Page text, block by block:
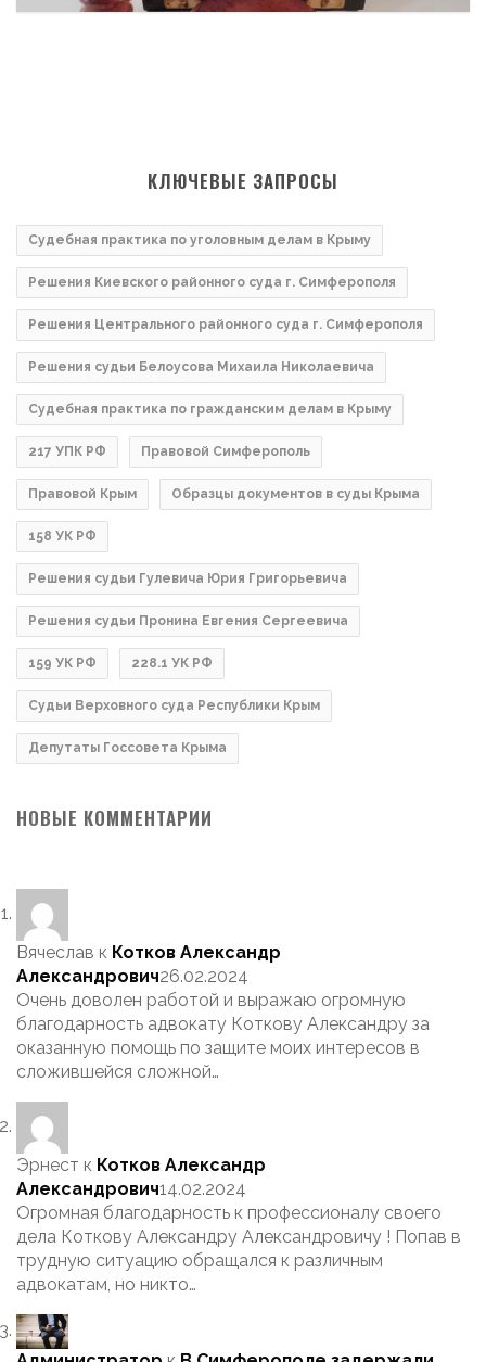
КЛЮЧЕВЫЕ ЗАПРОСЫ
Судебная практика по уголовным делам в Крыму
Решения Киевского районного суда г. Симферополя
Решения Центрального районного суда г. Симферополя
Решения судьи Белоусова Михаила Николаевича
Судебная практика по гражданским делам в Крыму
217 УПК РФ Правовой Симферополь
Правовой Крым Образцы документов в суды Крыма
158 УК РФ
Решения судьи Гулевича Юрия Григорьевича
Решения судьи Пронина Евгения Сергеевича
159 УК РФ 228.1 УК РФ
Судьи Верховного суда Республики Крым
Депутаты Госсовета Крыма
НОВЫЕ КОММЕНТАРИИ
Вячеслав к Котков Александр
Александрович26.02.2024
Очень доволен работой и выражаю огромную
благодарность адвокату Коткову Александру за
оказанную помощь по защите моих интересов в
сложившейся сложной…
Эрнест к Котков Александр
Александрович14.02.2024
Огромная благодарность к профессионалу своего
дела Коткову Александру Александровичу ! Попав в
трудную ситуацию обращался к различным
адвокатам, но никто…